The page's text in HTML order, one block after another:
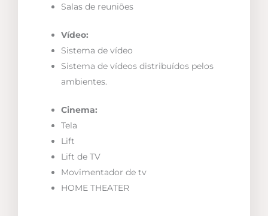
Salas de reuniões
Vídeo:
Sistema de vídeo
Sistema de vídeos distribuídos pelos
ambientes.
Cinema:
Tela
Lift
Lift de TV
Movimentador de tv
HOME THEATER